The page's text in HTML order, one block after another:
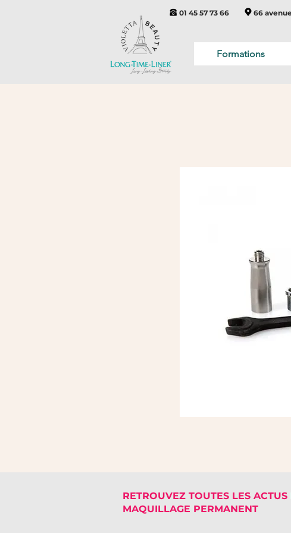
01 45 57 73 66 66
Formations
RETROUVEZ TOUTES LES ACTUS
MAQUILLAGE PERMANENT